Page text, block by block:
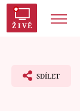
ŽIVĚ
SDÍLET